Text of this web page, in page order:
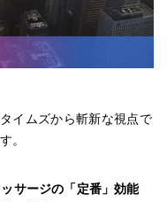
イムズから斬新な視点で
。
サージの「定番」効能